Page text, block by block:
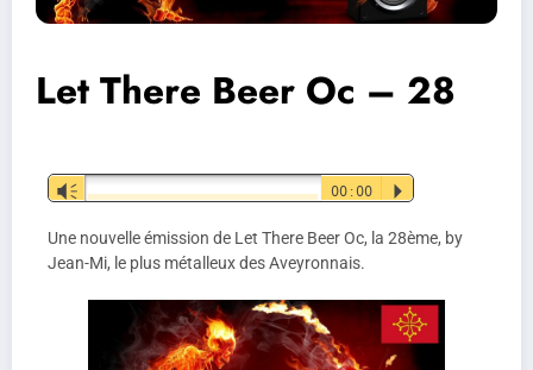
Let There Beer Oc – 28
Lecteur
audio
Vm 00:00 P
Une nouvelle émission de Let There Beer Oc, la 28ème, by
Jean-Mi, le plus métalleux des Aveyronnais.